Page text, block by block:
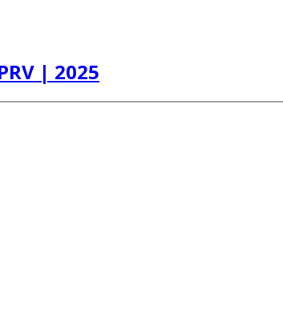
| 2025